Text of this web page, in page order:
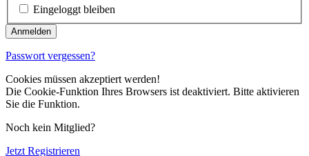
Eingeloggt bleiben
Passwort vergessen?
Cookies müssen akzeptiert werden!
Die Cookie-Funktion Ihres Browsers ist deaktiviert. Bitte aktivieren
Sie die Funktion.
Noch kein Mitglied?
Jetzt Registrieren